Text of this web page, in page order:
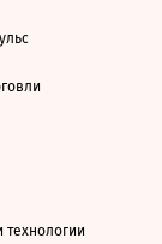
технологии